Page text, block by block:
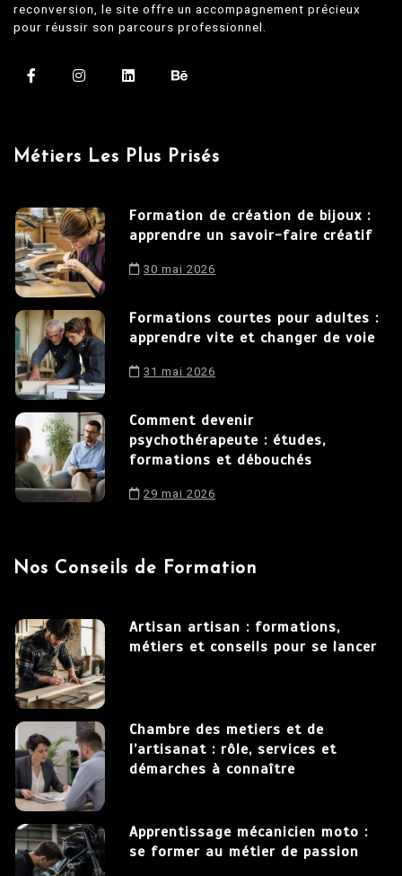
reconversion, le site offre un accompagnement précieux
pour réussir son parcours professionnel.
Métiers Les Plus Prisés
Formation de création de bijoux :
apprendre un savoir-faire créatif
30 mai 2026
Formations courtes pour adultes :
apprendre vite et changer de voie
31 mai 2026
Comment devenir
psychothérapeute : études,
formations et débouchés
29 mai 2026
Nos Conseils de Formation
Artisan artisan : formations,
métiers et conseils pour se lancer
Chambre des metiers et de
l’artisanat : rôle, services et
démarches à connaître
Apprentissage mécanicien moto :
se former au métier de passion